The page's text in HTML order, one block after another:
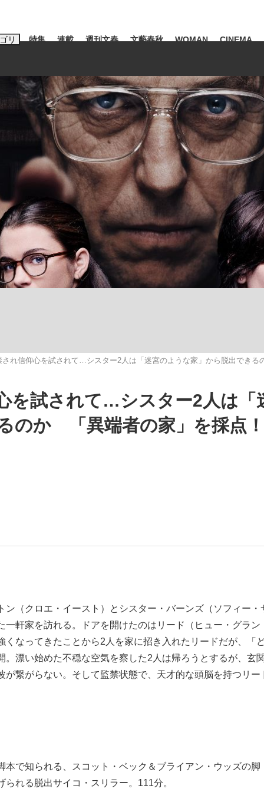
リ
明かした日本代表監督に... 「最悪の空気のまま解散
もっと見る
特集
観る将棋、
連載 週刊文春 文藝春秋 WOMAN CINEMA
ワードタグ一覧
輝 #高市早苗 #後藤真希 #森岡毅 #城彰二
#内田有紀
亀和田武
され信仰心を試されて…シスター2人は「迷宮のような家」から脱出でき
を試されて…シスター2人は「
のか 「異端者の家」を採点！
（クロエ・イースト）とシスター・バーンズ（ソフィー・
一軒家を訪れる。ドアを開けたのはリード（ヒュー・グラン
くなってきたことから2人を家に招き入れたリードだが、「
。漂い始めた不穏な空気を察した2人は帰ろうとするが、玄
が繋がらない。そして監禁状態で、天才的な頭脳を持つリー
本で知られる、スコット・ベック＆ブライアン・ウッズの脚
れる脱出サイコ・スリラー。111分。